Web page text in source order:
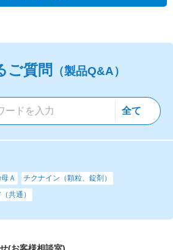
ご質問 （製品Q&A）
Ａ
チクナイン（顆粒、錠剤）
共通）